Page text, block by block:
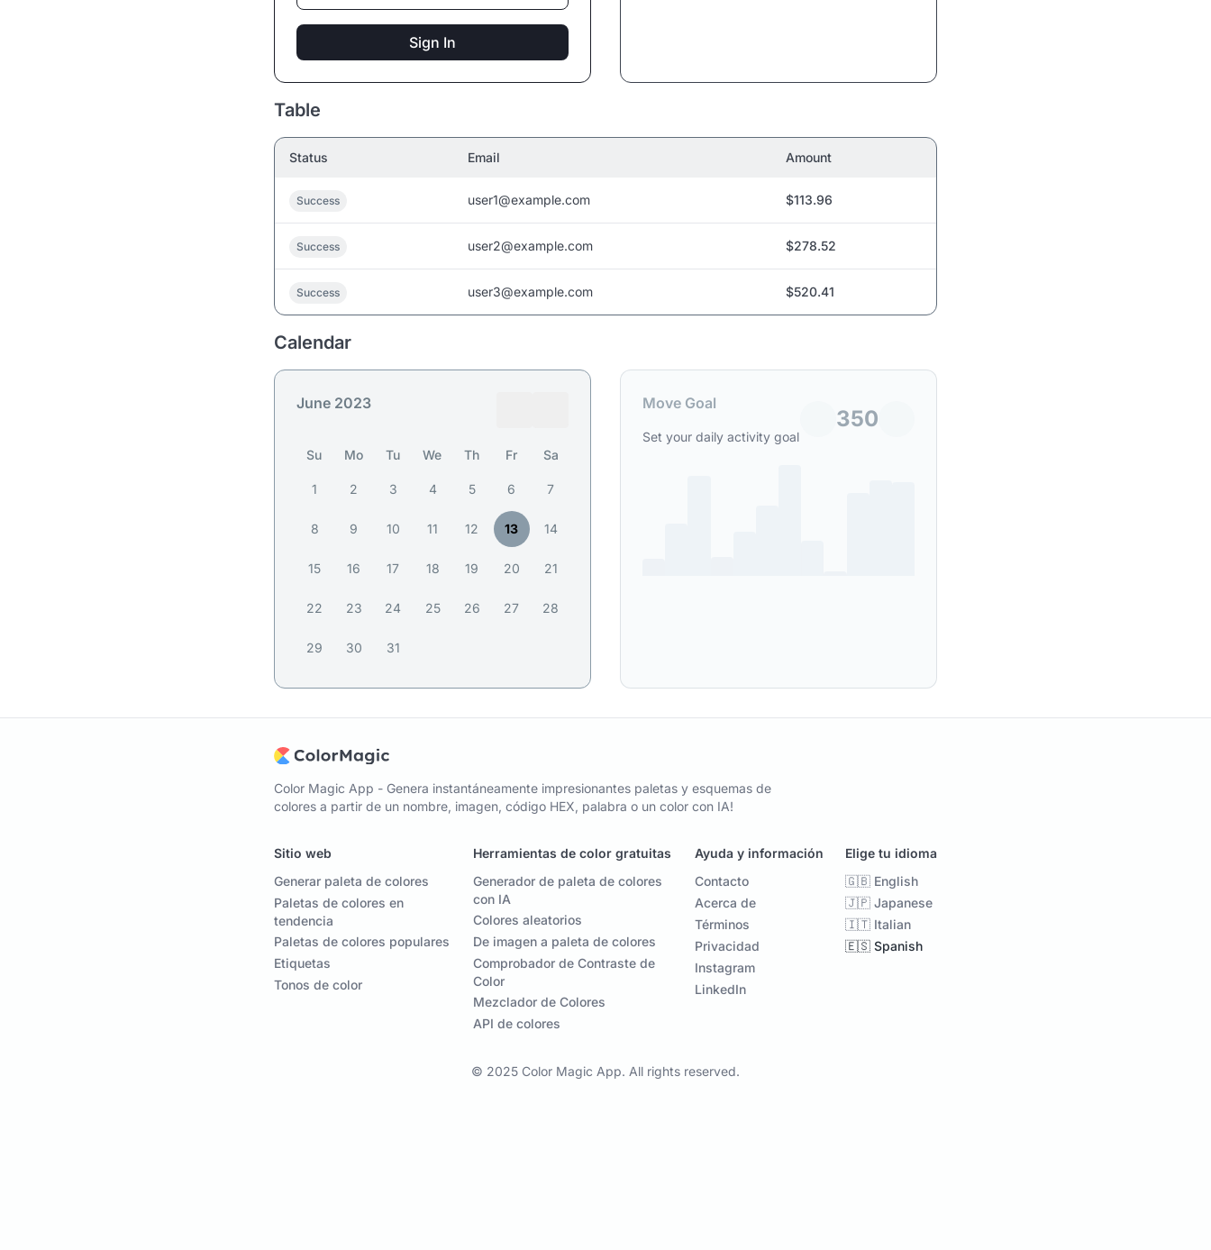
Sign In
Table
Status Email Amount
Success user1@example.com $113.96
Success user2@example.com $278.52
Success user3@example.com $520.41
Calendar
June 2023
Su Mo Tu We Th Fr Sa
1 2 3 4 5 6 7
8 9 10 11 12 13 14
15 16 17 18 19 20 21
22 23 24 25 26 27 28
29 30 31
Move Goal
Set your daily activity goal
350
Color Magic App - Genera instantáneamente impresionantes paletas y esquemas de
colores a partir de un nombre, imagen, código HEX, palabra o un color con IA!
Sitio web
Generar paleta de colores
Paletas de colores en
tendencia
Paletas de colores populares
Etiquetas
Tonos de color
Herramientas de color gratuitas
Generador de paleta de colores
con IA
Colores aleatorios
De imagen a paleta de colores
Comprobador de Contraste de
Color
Mezclador de Colores
API de colores
Ayuda y información
Contacto
Acerca de
Términos
Privacidad
Instagram
LinkedIn
Elige tu idioma
🇬🇧 English
🇯🇵 Japanese
🇮🇹 Italian
🇪🇸 Spanish
© 2025 Color Magic App. All rights reserved.